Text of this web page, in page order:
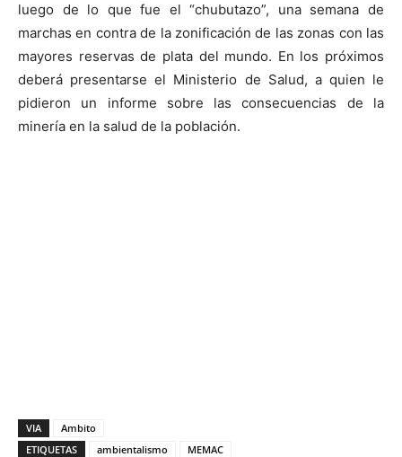
luego de lo que fue el “chubutazo”, una semana de
marchas en contra de la zonificación de las zonas con las
mayores reservas de plata del mundo. En los próximos
deberá presentarse el Ministerio de Salud, a quien le
pidieron un informe sobre las consecuencias de la
minería en la salud de la población.
VIA
Ambito
ETIQUETAS
ambientalismo MEMAC